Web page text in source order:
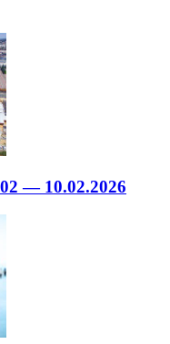
— 10.02.2026